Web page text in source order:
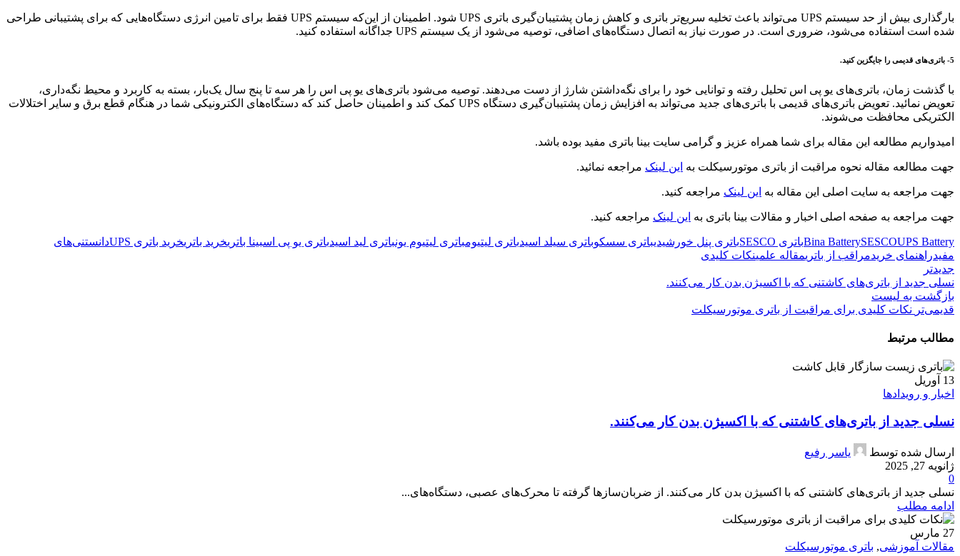
بارگذاری بیش از حد سیستم UPS می‌تواند باعث تخلیه سریع‌تر باتری و کاهش زمان پشتیبان‌گیری باتری UPS شود. اطمینان از این‌که سیستم UPS فقط برای تامین انرژی دستگاه‌هایی که برای پشتیبانی طراحی
شده است استفاده می‌شود، ضروری است. در صورت نیاز به اتصال دستگاه‌های اضافی، توصیه می‌شود از یک سیستم UPS جداگانه استفاده کنید.
5- باتری‌های قدیمی را جایگزین کنید.
با گذشت زمان، باتری‌های یو پی اس تحلیل رفته و توانایی خود را برای نگه‌داشتن شارژ از دست می‌دهند. توصیه می‌شود باتری‌های یو پی اس را هر سه تا پنج سال یک‌بار، بسته به کاربرد و محیط نگه‌داری،
تعویض نمائید. تعویض باتری‌های قدیمی با باتری‌های جدید می‌تواند به افزایش زمان پشتیبان‌گیری دستگاه UPS کمک کند و اطمینان حاصل کند که دستگاه‌های الکترونیکی شما در هنگام قطع برق و سایر اختلالات
الکتریکی محافظت می‌شوند.
امیدواریم مطالعه این مقاله برای شما همراه عزیز و گرامی سایت بینا باتری مفید بوده باشد.
جهت مطالعه مقاله نحوه مراقبت از باتری موتورسیکلت به این لینک مراجعه نمائید.
جهت مراجعه به سایت اصلی این مقاله به این لینک مراجعه کنید.
جهت مراجعه به صفحه اصلی اخبار و مقالات بینا باتری به این لینک مراجعه کنید.
Bina BatterySESCOUPS Battery باتری SESCO باتری پنل خورشیدیباتری سسکوباتری سیلد اسیدباتری لیتیومباتری لیتیوم یونباتری لید اسیدباتری یو پی اسبینا باتریخرید باتریخرید باتری UPS
دانستنی‌های
مفیدراهنمای خریدمراقب از باتریمقاله علمینکات کلیدی
جدیدتر
نسلی جدید از باتری‌های کاشتنی که با اکسیژن بدن کار می‌کنند.
بازگشت به لیست
قدیمی‌تر نکات کلیدی برای مراقبت از باتری موتورسیکلت
مطالب مرتبط
13 آوریل
اخبار و رویدادها
نسلی جدید از باتری‌های کاشتنی که با اکسیژن بدن کار می‌کنند.
ارسال شده توسط
یاسر رفیع
ژانویه 27, 2025
0
نسلی جدید از باتری‌های کاشتنی که با اکسیژن بدن کار می‌کنند. از ضربان‌سازها گرفته تا محرک‌های عصبی، دستگاه‌های...
ادامه مطلب
27 مارس
مقالات آموزشی, باتری موتورسیکلت